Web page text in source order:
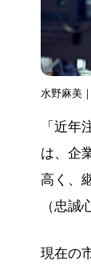
水野麻美
「近年
は、企
高く、
（忠誠
現在の